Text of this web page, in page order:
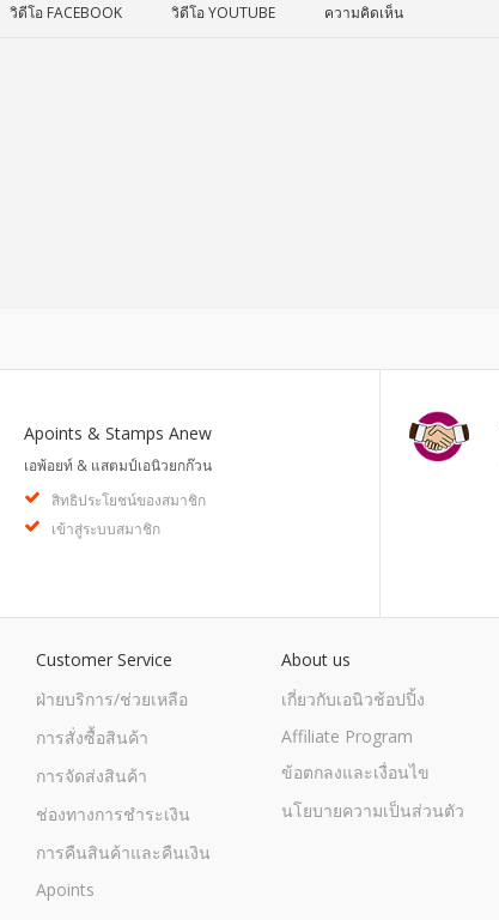
วิดีโอ FACEBOOK วิดีโอ YOUTUBE ความคิดเห็น
Apoints & Stamps Anew
เอพ้อยท์ & แสตมป์เอนิวยกก๊วน
สิทธิประโยชน์ของสมาชิก
เข้าสู่ระบบสมาชิก
Customer Service
ฝ่ายบริการ/ช่วยเหลือ
การสั่งซื้อสินค้า
การจัดส่งสินค้า
ช่องทางการชำระเงิน
การคืนสินค้าและคืนเงิน
Apoints
About us
เกี่ยวกับเอนิวช้อปปิ้ง
Affiliate Program
ข้อตกลงและเงื่อนไข
นโยบายความเป็นส่วนตัว